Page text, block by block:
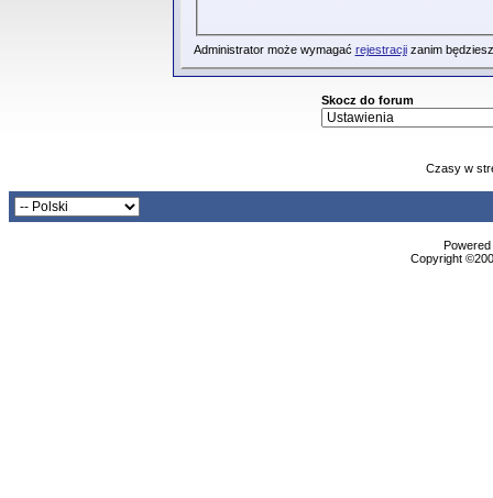
Administrator może wymagać rejestracjizanim
Skocz do forum
Czasy w
Copyright